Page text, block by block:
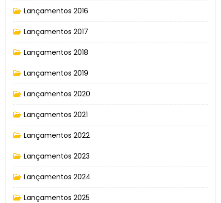
Lançamentos 2016
Lançamentos 2017
Lançamentos 2018
Lançamentos 2019
Lançamentos 2020
Lançamentos 2021
Lançamentos 2022
Lançamentos 2023
Lançamentos 2024
Lançamentos 2025